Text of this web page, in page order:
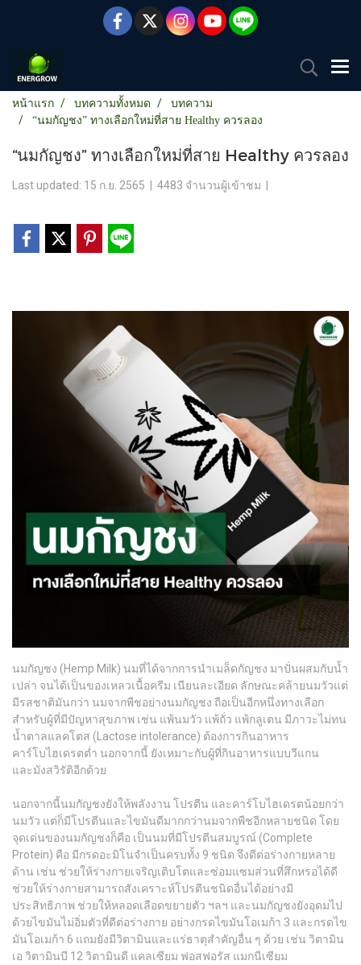
หน้าแรก บทความทั้งหมด
บทความ
“นมกัญชง” ทางเลือกใหม่ที่สาย Healthy ควรลอง
“นมกัญชง” ทางเลือกใหม่ที่สาย Healthy ควรลอง
Last updated: 15 ก.ย. 2565 4483 จำนวนผู้เข้าชม
นมกัญชง (Hemp Milk) นมที่ได้จากการนำเมล็ดกัญชง มาปั่นผสมกับน้ำ
เปล่า จนได้เป็นของเหลวเนื้อครีม เนียนละเอียด ลักษณะคล้ายนมวัวแต่
มีรสชาติมันกว่า นมจากพืชอย่างนมกัญชง ถือเป็นอีกหนึ่งทางเลือก
สำหรับผู้ที่มีปัญหาสุขภาพ เช่น แพ้นมวัว แพ้ถั่ว แพ้กลูเตน มีภาวะไม่ทน
น้ำตาลแลคโตส (Lactose intolerance) ต้องการกินอาหาร
คาร์โบไฮเดรตต่ำ นอกจากนี้ ยังเหมาะกับผู้ที่กินอาหารแบบวีแกน
และมังสวิรัติอีกด้วย
นอกจากนี้นมกัญชงยังให้พลังงาน โปรตีน และคาร์โบไฮเดรตน้อยกว่า
นมวัว แต่ก็มีโปรตีนและไขมันดีมากกว่านมจากพืชอีกหลายชนิด โดย
จุดเด่นของนมกัญชงก็คือ เป็นนมที่มีโปรตีนสมบูรณ์ (Complete
Protein) คือ มีกรดอะมิโนจำเป็นครบทั้ง 9 ชนิด จึงดีต่อร่างกายหลาย
ด้าน เช่น ช่วยให้ร่างกายเจริญเติบโตและซ่อมแซมส่วนที่สึกหรอได้ดี
ช่วยให้ร่างกายสามารถสังเคราะห์โปรตีนชนิดอื่นได้อย่างมี
ประสิทธิภาพ ช่วยให้หลอดเลือดขยายตัว ฯลฯ และนมกัญชงยังอุดมไป
ด้วยไขมันไม่อิ่มตัวที่ดีต่อร่างกาย อย่างกรดไขมันโอเมก้า 3 และกรดไข
มันโอเมก้า 6 แถมยังมีวิตามินและแร่ธาตุสำคัญอื่น ๆ ด้วย เช่น วิตามิน
เอ วิตามินบี 12 วิตามินดี แคลเซียม ฟอสฟอรัส แมกนีเซียม